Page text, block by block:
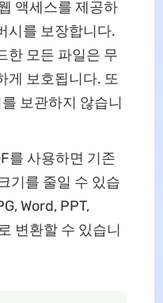
액세스를 제공하
시를 보장합니다.
한 모든 파일은 무
게 보호됩니다. 또
보관하지 않습니
를 사용하면 기존
기를 줄일 수 있습
Word, PPT,
변환할 수 있습니